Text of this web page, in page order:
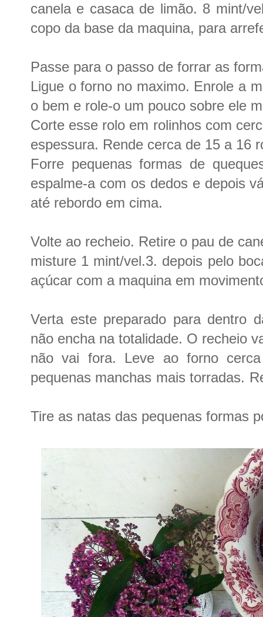
canela e casaca de limão. 8 mint/
copo da base da maquina, para
Passe para o passo de forrar as
Ligue o forno no maximo. Enrole a
o bem e role-o um pouco sobre ele
Corte esse rolo em rolinhos com
espessura. Rende cerca de 15 a 16
Forre pequenas formas de
espalme-a com os dedos e depois
até rebordo em cima.
Volte ao recheio. Retire o pau de
misture 1 mint/vel.3. depois pelo
açúcar com a maquina em
Verta este preparado para dentro
não encha na totalidade. O recheio
não vai fora. Leve ao forno
pequenas manchas mais torradas.
Tire as natas das pequenas formas